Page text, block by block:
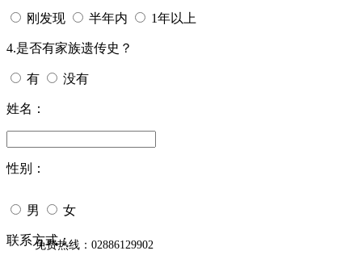
刚发现 半年内 1年以上
4.是否有家族遗传史？
有 没有
姓名：
性别：
男 女
今天日期：
联系方式：
免费热线：02886129902